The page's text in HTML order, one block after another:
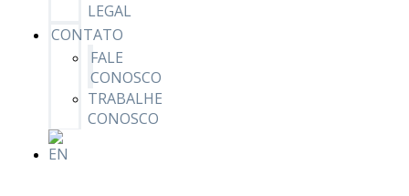
LEGAL
CONTATO
FALE
CONOSCO
TRABALHE
CONOSCO